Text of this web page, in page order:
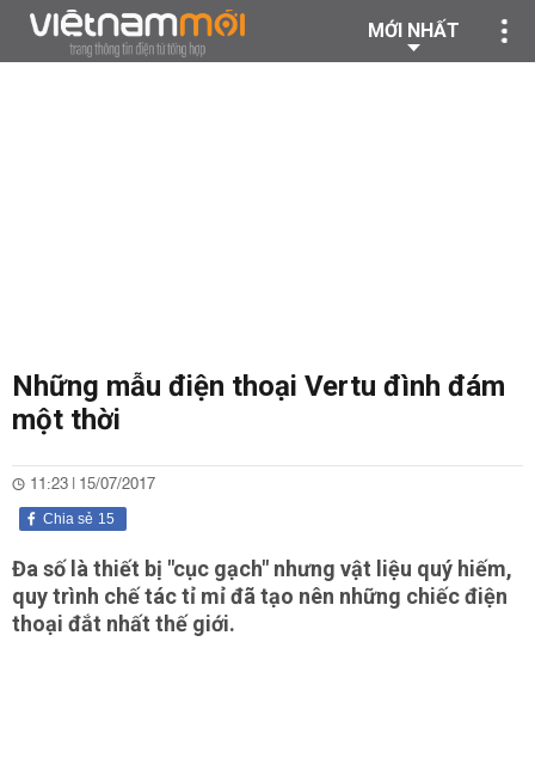
MỚI NHẤT
Những mẫu điện thoại Vertu đình đám
một thời
11:23 | 15/07/2017
15
Chia sẻ
Đa số là thiết bị "cục gạch" nhưng vật liệu quý hiếm,
quy trình chế tác tỉ mỉ đã tạo nên những chiếc điện
thoại đắt nhất thế giới.